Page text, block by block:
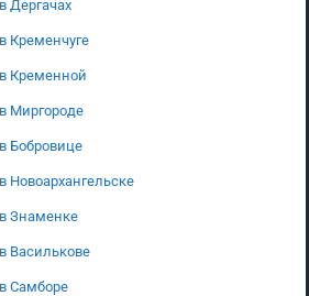
Дергачах
Кременчуге
Кременной
Миргороде
Бобровице
Новоархангельске
Знаменке
Василькове
Самборе